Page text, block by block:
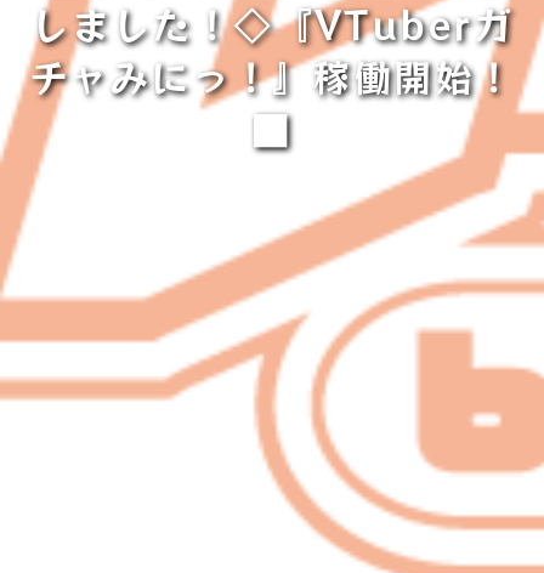
しました！◇『VTuberガ
チャみにっ！』稼働開始！
■